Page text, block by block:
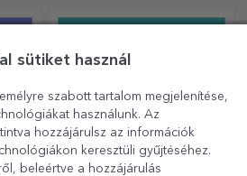
sütiket használ
szabott tartalom megjelenítése,
használunk. Az
hozzájárulsz az információk
keresztüli gyűjtéséhez.
beleértve a hozzájárulás